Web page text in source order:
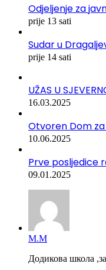
Odjeljenje za
prije 13 sati
Sudar u
prije 14 sati
UŽAS U
16.03.2025
Otvoren Dom za
10.06.2025
Prve posljedice
09.01.2025
М.М
Додикова школа